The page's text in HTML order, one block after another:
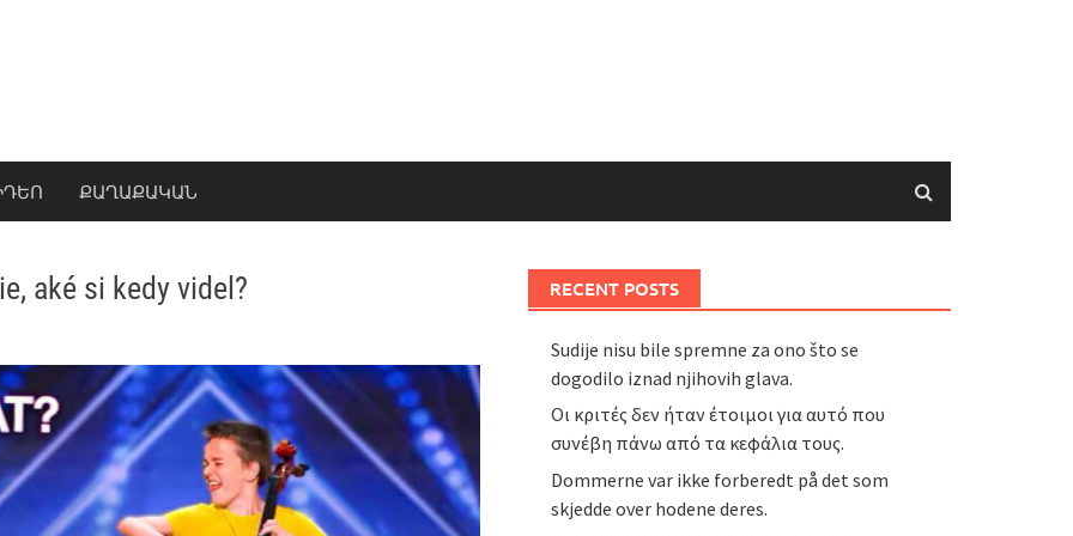
ՔԱՂԱՔԱԿԱՆ
aké si kedy videl? RECENT POSTS
Sudije nisu bile spremne za ono što se
dogodilo iznad njihovih glava.
Οι κριτές δεν ήταν έτοιμοι για αυτό που
συνέβη πάνω από τα κεφάλια τους.
Dommerne var ikke forberedt på det som
skjedde over hodene deres.